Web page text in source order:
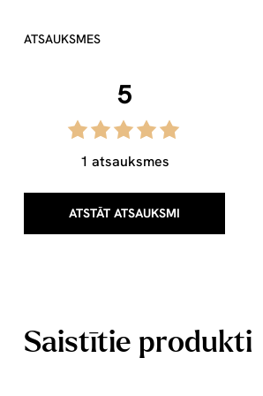
ATSAUKSMES
5
1 atsauksmes
ATSTĀT ATSAUKSMI
Saistītie produkti